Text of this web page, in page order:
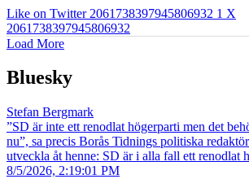
Like on Twitter 2061738397945806932 1 X
2061738397945806932
Load More
Bluesky
Stefan Bergmark
”SD är inte ett renodlat högerparti men det
nu”, sa precis Borås Tidnings politiska
utveckla åt henne: SD är i alla fall ett renodlat
8/5/2026, 2:19:01 PM